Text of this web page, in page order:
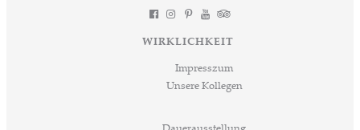
WIRKLICHKEIT
Impresszum
Unsere Kollegen